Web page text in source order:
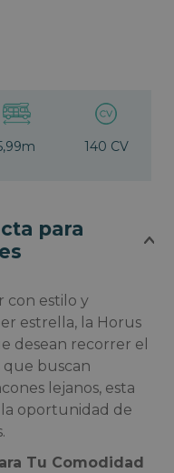
140 CV
para
con estilo y
estrella, la Horus
desean recorrer el
que buscan
lejanos, esta
oportunidad de
Tu Comodidad